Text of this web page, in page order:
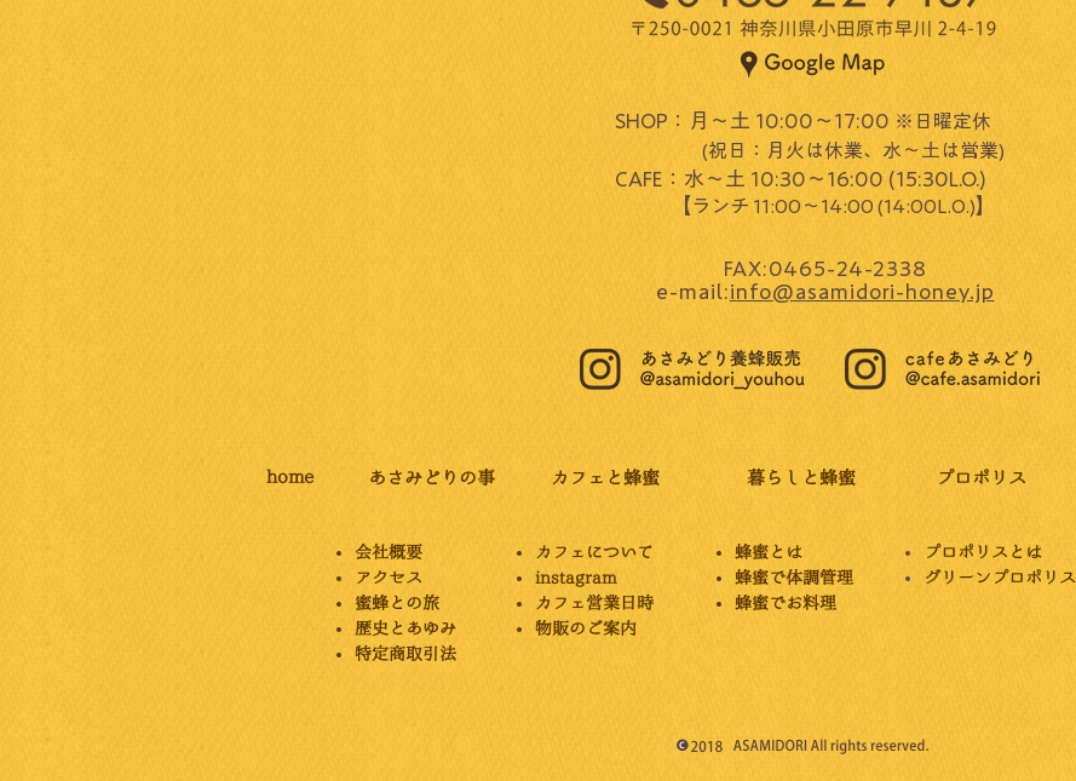
SHOP：月～土 10:00～17:00 ※日曜定休
(祝日：月火は休業、水～土は営業)​
CAFE：水～土 10:30～16:00 (15:30L.O.)
​ 【 ランチ 11:00～14:00 (14:00L.O.)】
FAX:0465-24-2338
e-mail:info@asamidori-honey.jp
home あさみどりの事 カフェと蜂蜜
会社概要
アクセス
蜜蜂との旅
​歴史とあゆみ
特定商取引法
カフェについて
instagram
カフェ営業日時
​物販のご案内
暮らしと蜂蜜
蜂蜜とは
蜂蜜で体調管理
蜂蜜でお料理
プロポリス
プロポリスとは
グリーンプロポリス